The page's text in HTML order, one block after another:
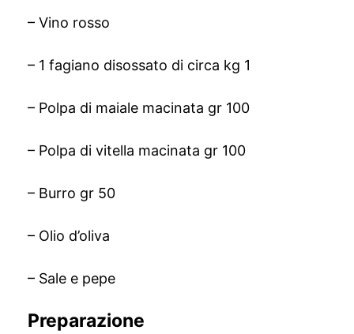
– Vino rosso
– 1 fagiano disossato di circa kg 1
– Polpa di maiale macinata gr 100
– Polpa di vitella macinata gr 100
– Burro gr 50
– Olio d’oliva
– Sale e pepe
Preparazione